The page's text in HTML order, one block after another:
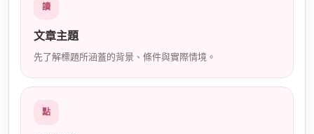
讀
文章主題
先了解標題所涵蓋的背景、條件與實際情境。
點